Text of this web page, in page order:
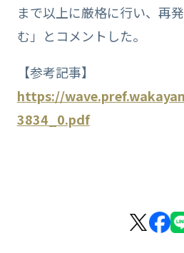
まで以上に厳格に行い、再
む」とコメントした。
【参考記事】
https://
3834_0.pdf